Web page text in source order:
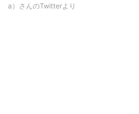
a）さんのTwitterより